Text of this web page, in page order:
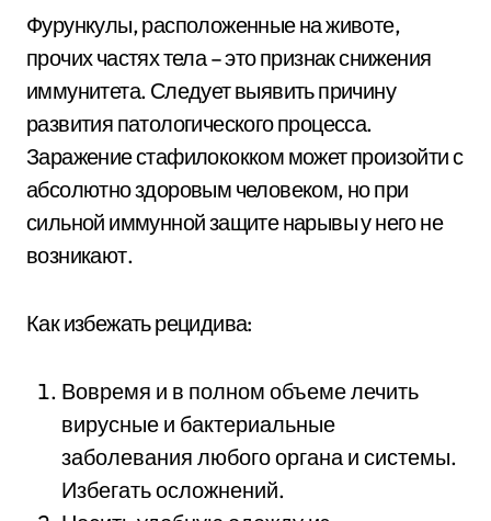
Фурункулы, расположенные на животе,
прочих частях тела – это признак снижения
иммунитета. Следует выявить причину
развития патологического процесса.
Заражение стафилококком может произойти с
абсолютно здоровым человеком, но при
сильной иммунной защите нарывы у него не
возникают.
Как избежать рецидива:
Вовремя и в полном объеме лечить
вирусные и бактериальные
заболевания любого органа и системы.
Избегать осложнений.